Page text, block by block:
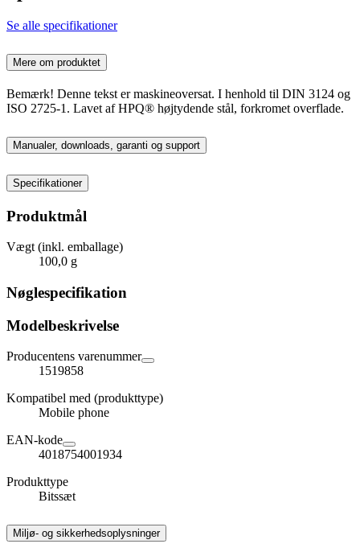
Se alle specifikationer
Mere om produktet
Bemærk! Denne tekst er maskineoversat. I henhold til DIN 3124 og
ISO 2725-1. Lavet af HPQ® højtydende stål, forkromet overflade.
Manualer, downloads, garanti og support
Specifikationer
Produktmål
Vægt (inkl. emballage)
100,0 g
Nøglespecifikation
Modelbeskrivelse
Producentens varenummer
1519858
Kompatibel med (produkttype)
Mobile phone
EAN-kode
4018754001934
Produkttype
Bitssæt
Miljø- og sikkerhedsoplysninger